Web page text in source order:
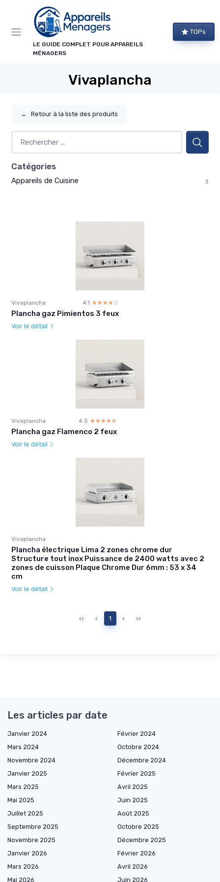
LE GUIDE COMPLET POUR APPAREILS
MÉNAGERS
TOPs
Vivaplancha
← Retour à la liste des produits
Catégories
Appareils de Cuisine 3
Vivaplancha 4.1 ☆☆☆☆☆
★★★★★
Plancha gaz Pimientos 3 feux
Voir le détail
Vivaplancha 4.5 ☆☆☆☆☆
★★★★★
Plancha gaz Flamenco 2 feux
Voir le détail
Vivaplancha
Plancha électrique Lima 2 zones chrome dur
Structure tout inox Puissance de 2400 watts avec 2
zones de cuisson Plaque Chrome Dur 6mm : 53 x 34
cm
Voir le détail
‹‹ ‹ 1 › ››
Les articles par date
Janvier 2024
Février 2024
Mars 2024
Octobre 2024
Novembre 2024
Décembre 2024
Janvier 2025
Février 2025
Mars 2025
Avril 2025
Mai 2025
Juin 2025
Juillet 2025
Août 2025
Septembre 2025
Octobre 2025
Novembre 2025
Décembre 2025
Janvier 2026
Février 2026
Mars 2026
Avril 2026
Mai 2026
Juin 2026
Panneau de gestion des cookies